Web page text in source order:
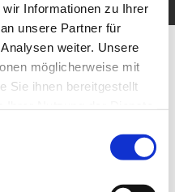
Informationen zu Ihrer
unsere Partner für
weiter. Unsere
möglicherweise mit
Sie ihnen bereitgestellt